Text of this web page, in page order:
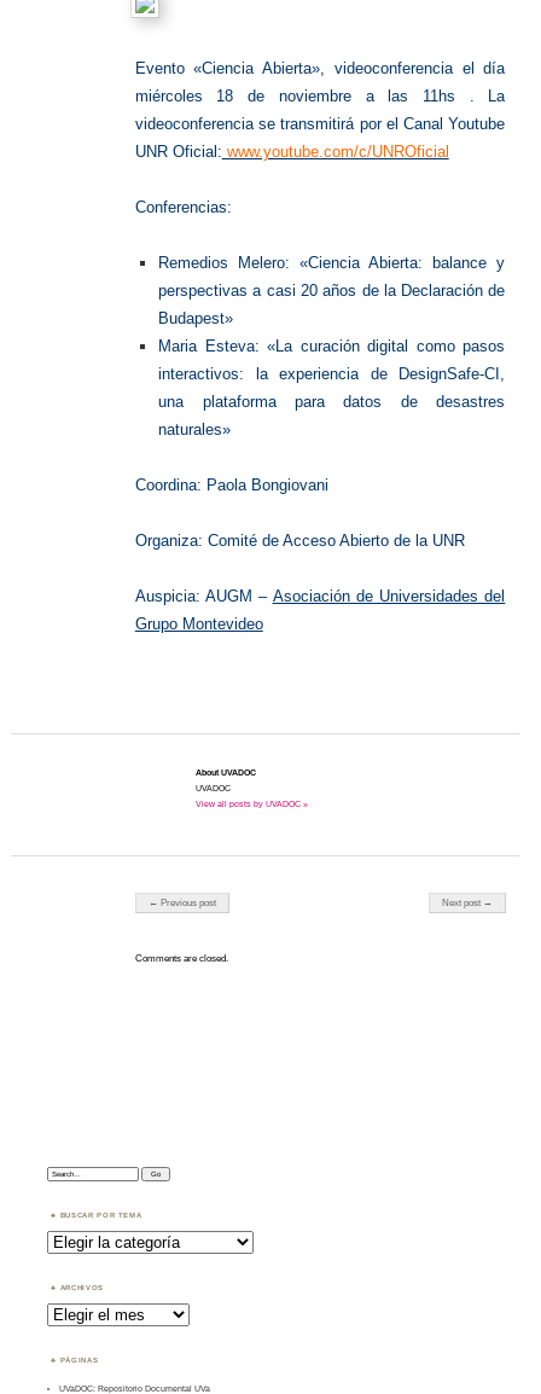
Evento «Ciencia Abierta», videoconferencia el día
miércoles 18 de noviembre a las 11hs .
La
videoconferencia se transmitirá por el Canal Youtube
UNR Oficial: www.youtube.com/c/UNROficial
Conferencias:
Remedios Melero: «Ciencia Abierta: balance y
perspectivas a casi 20 años de la Declaración de
Budapest»
Maria Esteva: «La curación digital como pasos
interactivos: la experiencia de DesignSafe-CI,
una plataforma para datos de desastres
naturales»
Coordina: Paola Bongiovani
Organiza: Comité de Acceso Abierto de la UNR
Auspicia: AUGM – Asociación de Universidades del
Grupo Montevideo
About UVADOC
UVADOC
View all posts by UVADOC »
Post navigation
← Previous post Next post →
Comments are closed.
Search:
BUSCAR POR TEMA
Buscar
por
Tema
ARCHIVOS
Archivos
PÁGINAS
UVaDOC: Repositorio Documental UVa